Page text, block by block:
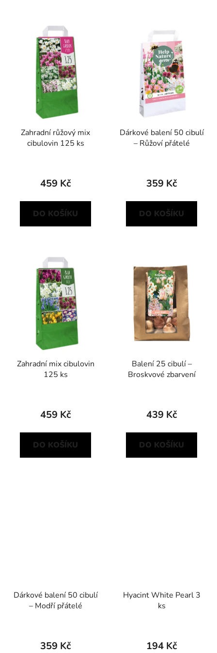
Zahradní růžový mix
cibulovin 125 ks
459 Kč
DO KOŠÍKU
Dárkové balení 50 cibulí
– Růžoví přátelé
359 Kč
DO KOŠÍKU
Zahradní mix cibulovin
125 ks
459 Kč
DO KOŠÍKU
Balení 25 cibulí –
Broskvové zbarvení
439 Kč
DO KOŠÍKU
Dárkové balení 50 cibulí
– Modří přátelé
359 Kč
Hyacint White Pearl 3
ks
194 Kč